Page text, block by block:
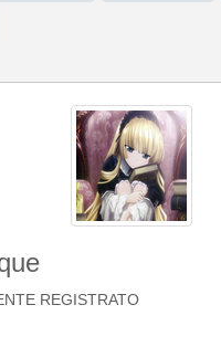
REGISTRATO